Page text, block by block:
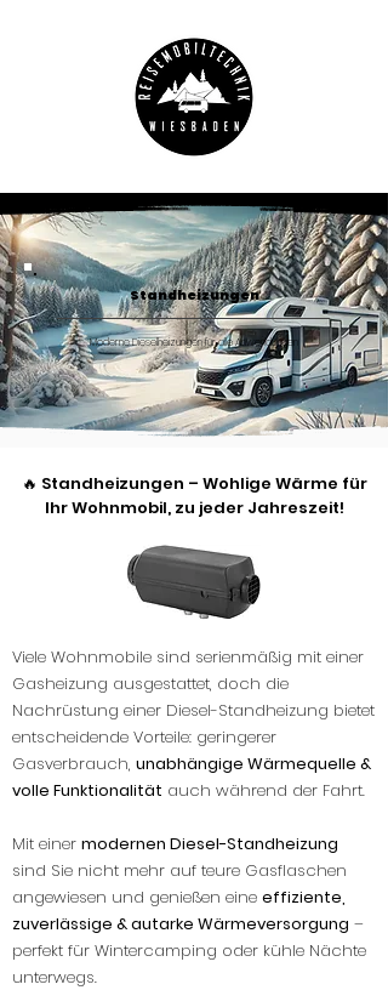
Standheizungen
Moderne Dieselheizungen für alle Anwendungen
🔥 Standheizungen – Wohlige Wärme für
Ihr Wohnmobil, zu jeder Jahreszeit!
Viele Wohnmobile sind serienmäßig mit einer
Gasheizung ausgestattet, doch die
Nachrüstung einer Diesel-Standheizung bietet
entscheidende Vorteile: geringerer
Gasverbrauch, unabhängige Wärmequelle &
volle Funktionalität auch während der Fahrt.
Mit einer modernen Diesel-Standheizung
sind Sie nicht mehr auf teure Gasflaschen
angewiesen und genießen eine effiziente,
zuverlässige & autarke Wärmeversorgung –
perfekt für Wintercamping oder kühle Nächte
unterwegs.